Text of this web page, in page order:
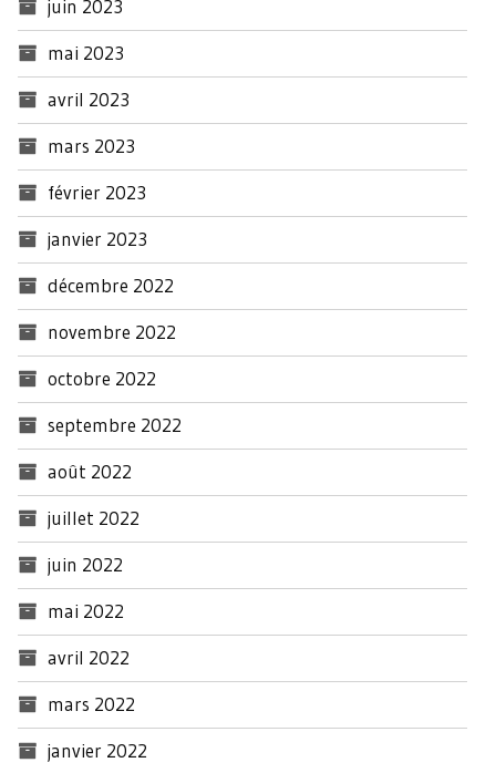
juin 2023
mai 2023
avril 2023
mars 2023
février 2023
janvier 2023
décembre 2022
novembre 2022
octobre 2022
septembre 2022
août 2022
juillet 2022
juin 2022
mai 2022
avril 2022
mars 2022
janvier 2022